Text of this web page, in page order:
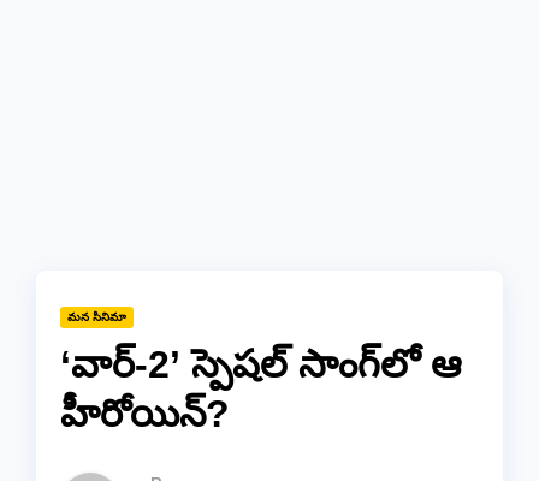
మన సినిమా
‘వార్-2’ స్పెషల్ సాంగ్‌లో ఆ
హీరోయిన్?